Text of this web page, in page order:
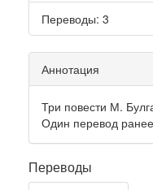
Переводы: 3
Аннотация
Три повести М.
Один перевод
Переводы